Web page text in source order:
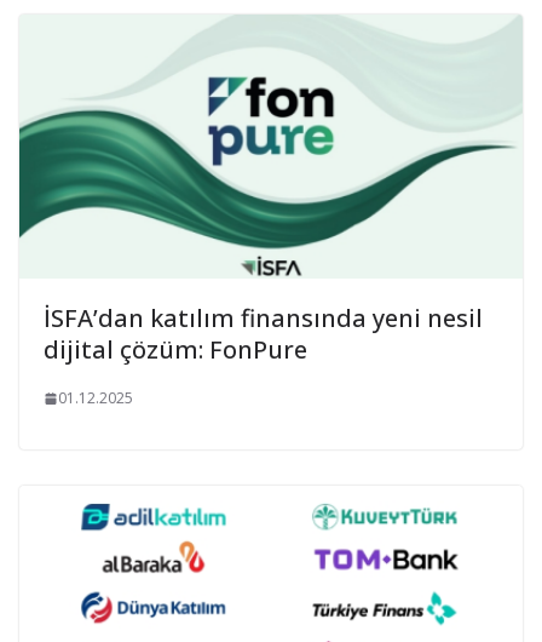
İSFA’dan katılım finansında yeni nesil
dijital çözüm: FonPure
01.12.2025